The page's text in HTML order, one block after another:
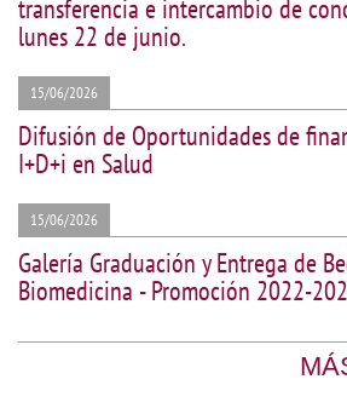
transferencia e intercambio de
lunes 22 de junio.
15/06/2026
Difusión de Oportunidades de
I+D+i en Salud
15/06/2026
Galería Graduación y Entrega de
Biomedicina - Promoción 2022-